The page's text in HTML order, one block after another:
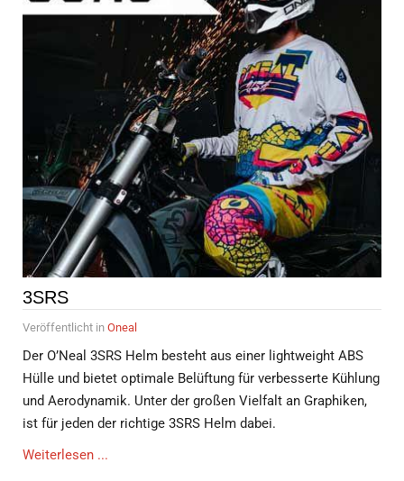
3SRS
Veröffentlicht in Oneal
Der O’Neal 3SRS Helm besteht aus einer lightweight ABS
Hülle und bietet optimale Belüftung für verbesserte Kühlung
und Aerodynamik. Unter der großen Vielfalt an Graphiken,
ist für jeden der richtige 3SRS Helm dabei.
Weiterlesen ...